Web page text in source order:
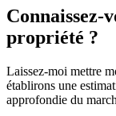
Connaissez-
propriété ?
Laissez-moi mettre
établirons une
approfondie du